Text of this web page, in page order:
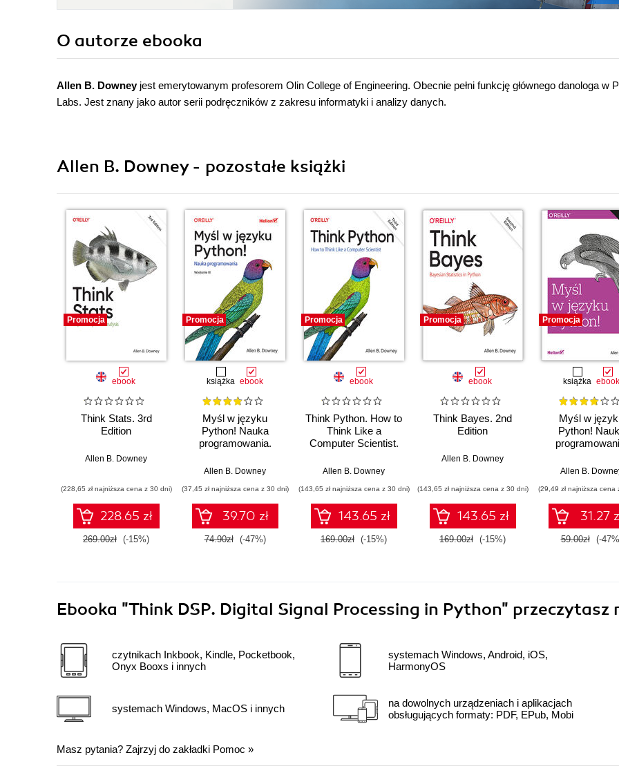
O autorze ebooka
Allen B. Downeyjest emerytowanym profesorem Olin College of Engineering. Obecnie pełni funkcję głównego danologa w
Labs. Jest znany jako autor serii podręczników z zakresu informatyki i analizy danych.
Allen B. Downey - pozostałe książki
Promocja
ebook
Think Stats. 3rd
Edition
Allen B. Downey
(228,65 zł najniższa cena z 30 dni)
228.65 zł
269.00zł (-15%)
Promocja
książka ebook
Myśl w języku
Python! Nauka
programowania.
Allen B. Downey
(37,45 zł najniższa cena z 30 dni)
39.70 zł
74.90zł (-47%)
Promocja
ebook
Think Python. How to
Think Like a
Computer Scientist.
Allen B. Downey
(143,65 zł najniższa cena z 30 dni)
143.65 zł
169.00zł (-15%)
Promocja
ebook
Think Bayes. 2nd
Edition
Allen B. Downey
(143,65 zł najniższa cena z 30 dni)
143.65 zł
169.00zł (-15%)
Promocja
książka ebook
Myśl w
Python!
Allen B.
(29,49 zł najniższa cena
31.27
59.00zł (-
Ebooka "Think DSP. Digital Signal Processing in Python" przeczytasz
czytnikach Inkbook, Kindle, Pocketbook,
Onyx Booxs i innych
systemach Windows, MacOS i innych
systemach Windows, Android, iOS,
HarmonyOS
na dowolnych urządzeniach i aplikacjach
obsługujących formaty: PDF, EPub, Mobi
Masz pytania? Zajrzyj do zakładki Pomoc »